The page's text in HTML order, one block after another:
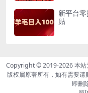
新平台
贴
Copyright © 2019-2026本站
版权属原著所有，如有需要
即删